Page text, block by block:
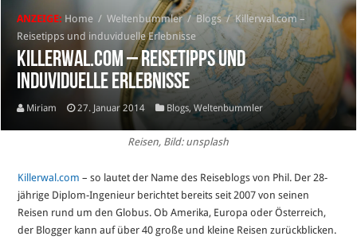
ANZEIGE: Home / Weltenbummler / Blogs / Killerwal.com –
Reisetipps und induviduelle Erlebnisse
Killerwal.com – Reisetipps und
induviduelle Erlebnisse
Miriam 27. Januar 2014 Blogs,Weltenbummler
Reisen, Bild: unsplash
Killerwal.com – so lautet der Name des Reiseblogs von Phil. Der 28-
jährige Diplom-Ingenieur berichtet bereits seit 2007 von seinen
Reisen rund um den Globus. Ob Amerika, Europa oder Österreich,
der Blogger kann auf über 40 große und kleine Reisen zurückblicken.